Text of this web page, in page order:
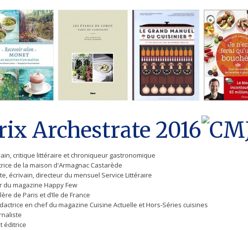
Archestrate 2016
critique littéraire et chroniqueur gastronomique
de la maison d'Armagnac Castarède
écrivain, directeur du mensuel Service Littéraire
du magazine Happy Few
de Paris et d’Ile de France
en chef du magazine Cuisine Actuelle et Hors-Séries cuisines
éditrice